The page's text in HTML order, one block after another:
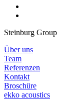
Steinburg Group
Über uns
Team
Referenzen
Kontakt
Broschüre
ekko acoustics